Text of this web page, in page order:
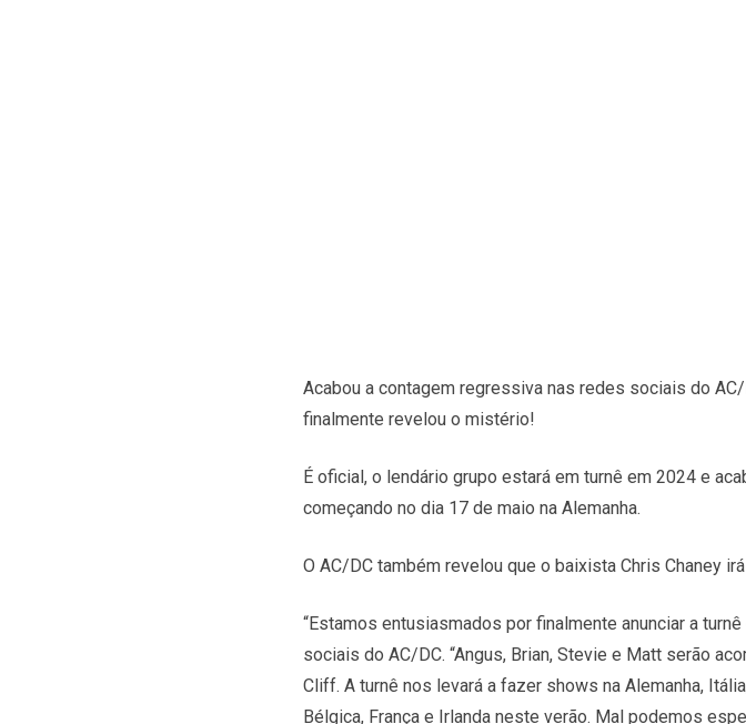
Acabou a contagem regressiva nas redes sociais do
finalmente revelou o mistério!
É oficial, o lendário grupo estará em turnê em 2024 e
começando no dia 17 de maio na Alemanha.
O AC/DC também revelou que o baixista Chris Chaney
“Estamos entusiasmados por finalmente anunciar a turnê
sociais do AC/DC. “Angus, Brian, Stevie e Matt serão
Cliff. A turnê nos levará a fazer shows na Alemanha,
Bélgica, França e Irlanda neste verão. Mal podemos